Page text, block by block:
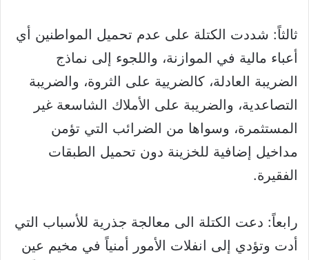
ثالثاً: شددت الكتلة على عدم تحميل المواطنين أي
أعباء مالية في الموازنة، واللجوء إلى نماذج
الضريبة العادلة، كالضريية على الثروة، والضريبة
التصاعدية، والضريبة على الأملاك الشاسعة غير
المستثمرة، وسواها من الضرائب التي تؤمن
مداخيل إضافية للخزينة دون تحميل الطبقات
الفقيرة.
رابعاً: دعت الكتلة الى معالجة جذرية للأسباب التي
أدت وتؤدي إلى انفلات الأمور أمنياً في مخيم عين